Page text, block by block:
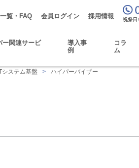
覧・FAQ 会員ログイン 採用情報
祝祭日
ー関連サービ
導入事
例
コラ
ム
システム基盤 > ハイパーバイザー